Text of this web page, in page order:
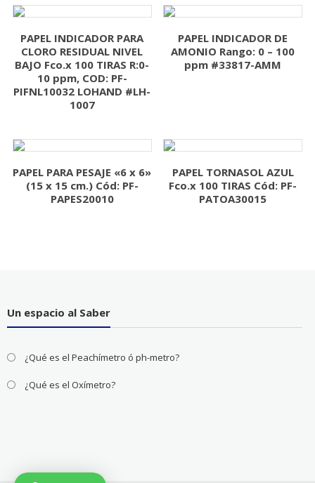
PAPEL INDICADOR PARA
CLORO RESIDUAL NIVEL
BAJO Fco.x 100 TIRAS R:0-
10 ppm, COD: PF-
PIFNL10032 LOHAND #LH-
1007
PAPEL INDICADOR DE
AMONIO Rango: 0 – 100
ppm #33817-AMM
PAPEL PARA PESAJE «6 x 6»
(15 x 15 cm.) Cód: PF-
PAPES20010
PAPEL TORNASOL AZUL
Fco.x 100 TIRAS Cód: PF-
PATOA30015
Un espacio al Saber
¿Qué es el Peachímetro ó ph-metro?
¿Qué es el Oxímetro?